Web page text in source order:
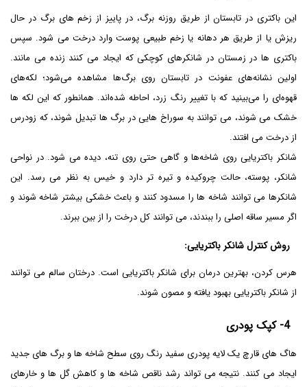
این باکتری در تابستان از طریق روزنه برگ، در پاییز از زخم های برگ در حال
ریزش یا از طریق هر دهانه یا زخم طبیعی پوست وارد درخت می شود. سپس
باکتری ها در زمستان در شانکرهای کوچکی که ایجاد می کنند زنده می مانند.
اولین نشانه‌های عفونت در تابستان روی برگ‌ها مشاهده می‌شود؛ لکه‌های
قهوه‌ای را می‌بینید که با تغییر رنگ زرد، احاطه شده‌اند. همانطور که این لکه ها
خشک می شوند، می توانند به سوراخ هایی در برگ ها تبدیل شوند، که زودرس
از درخت می افتند.
شانکر باکتریایی روی شاخه‌ها و گاهی حتی روی تنه، دیده می شود. در نواحی
شانکر، پوسته، حالت چروکیده و تیره تر دارد و خیس به نظر می رسد. این
شانکرها می توانند شاخه ها را مسدود کنند و باعث خشکی بیشتر شاخه شوند و
اگر مسیر ساقه اصلی را ببندند، می توانند کل درخت را از بین ببرند.
روش کنترلشانکر باکتریایی:
هرس کردن، بهترین درمان برای شانکر باکتریایی است. درختان سالم می توانند
از شانکر باکتریایی بهبود یافته و مصون شوند.
4- کپک پودری
هاگ های قارچ یک لایه پودری سفید رنگ روی سطح شاخه ها و برگ های جدید
ایجاد می کنند. نتیجه می تواند رشد ناقص شاخه ها و کاهش گل ها و خارهای